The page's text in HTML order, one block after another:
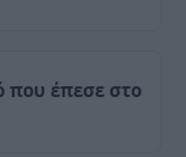
έπεσε στο